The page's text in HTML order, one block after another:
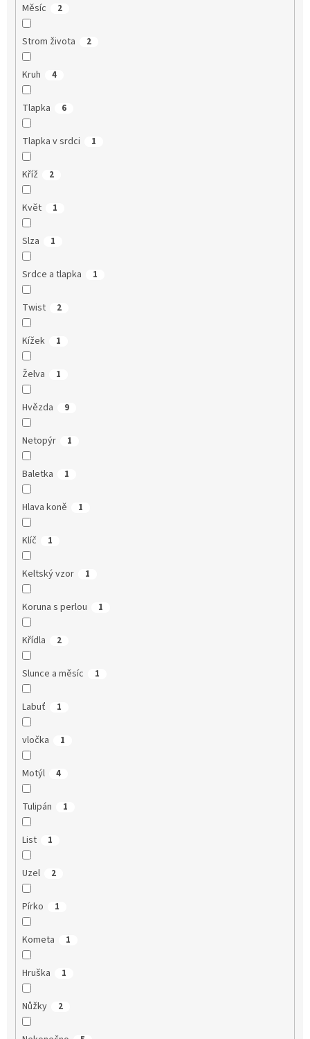
Měsíc 2
Strom života 2
Kruh 4
Tlapka 6
Tlapka v srdci 1
Kříž 2
Květ 1
Slza 1
Srdce a tlapka 1
Twist 2
Kížek 1
Želva 1
Hvězda 9
Netopýr 1
Baletka 1
Hlava koně 1
Klíč 1
Keltský vzor 1
Koruna s perlou 1
Křídla 2
Slunce a měsíc 1
Labuť 1
vločka 1
Motýl 4
Tulipán 1
List 1
Uzel 2
Pírko 1
Kometa 1
Hruška 1
Nůžky 2